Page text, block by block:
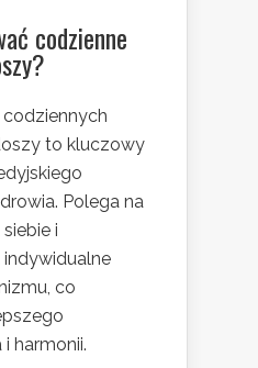
codzienne
to kluczowy
Polega na
i
indywidualne
co
harmonii.